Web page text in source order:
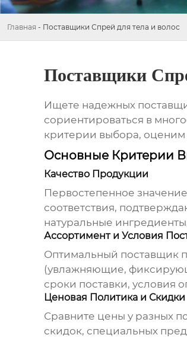
Главная - Поставщики Спрей для тела и волос
Поставщики
Ищете надежных
сориентироваться в
критерии выбора, оценим
Основные Критерии
Качество Продукции
Первостепенное
соответствия,
натуральные
Ассортимент и Условия
Оптимальный поставщик
(увлажняющие,
сроки поставки, условия
Ценовая Политика и Скидки
Сравните цены у разных
скидок, специальных